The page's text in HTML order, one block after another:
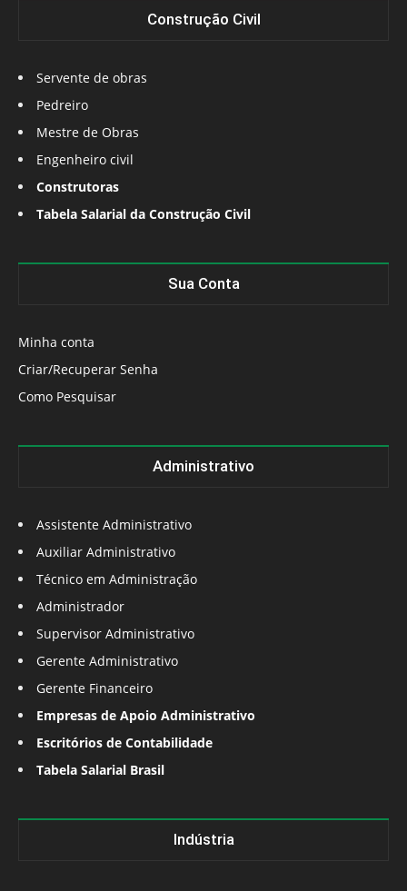
Construção Civil
Servente de obras
Pedreiro
Mestre de Obras
Engenheiro civil
Construtoras
Tabela Salarial da Construção Civil
Sua Conta
Minha conta
Criar/Recuperar Senha
Como Pesquisar
Administrativo
Assistente Administrativo
Auxiliar Administrativo
Técnico em Administração
Administrador
Supervisor Administrativo
Gerente Administrativo
Gerente Financeiro
Empresas de Apoio Administrativo
Escritórios de Contabilidade
Tabela Salarial Brasil
Indústria